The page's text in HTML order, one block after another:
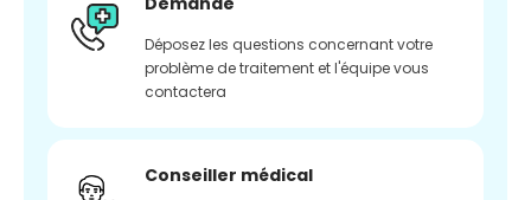
Déposez les questions concernant votre
problème de traitement et l'équipe vous
contactera
Conseiller médical